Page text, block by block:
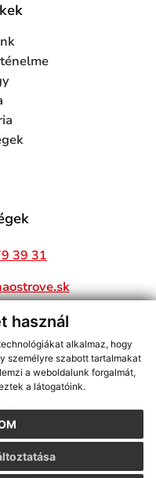
használ
alkalmaz, hogy
személyre szabott tartalmakat
a weboldalunk forgalmát,
a látogatóink.
39 31
RSS csatornánkon keresztűl,
térkép,Internetes portál
,doménnév regisztráció
06.08.2026
nyilatkozat